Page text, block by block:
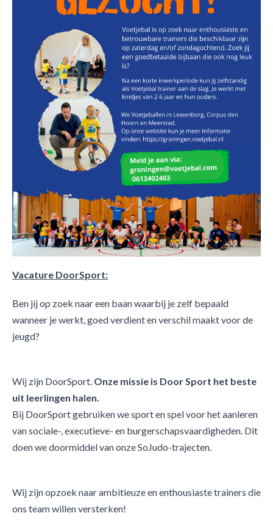
Vacature DoorSport:
Ben jij op zoek naar een baan waarbij je zelf bepaald
wanneer je werkt, goed verdient en verschil maakt voor de
jeugd?
Wij zijn DoorSport. Onze missie is Door Sport het beste
uit leerlingen halen.
Bij DoorSport gebruiken we sport en spel voor het aanleren
van sociale-, executieve- en burgerschapsvaardigheden. Dit
doen we doormiddel van onze SoJudo-trajecten.
Wij zijn opzoek naar ambitieuze en enthousiaste trainers die
ons team willen versterken!